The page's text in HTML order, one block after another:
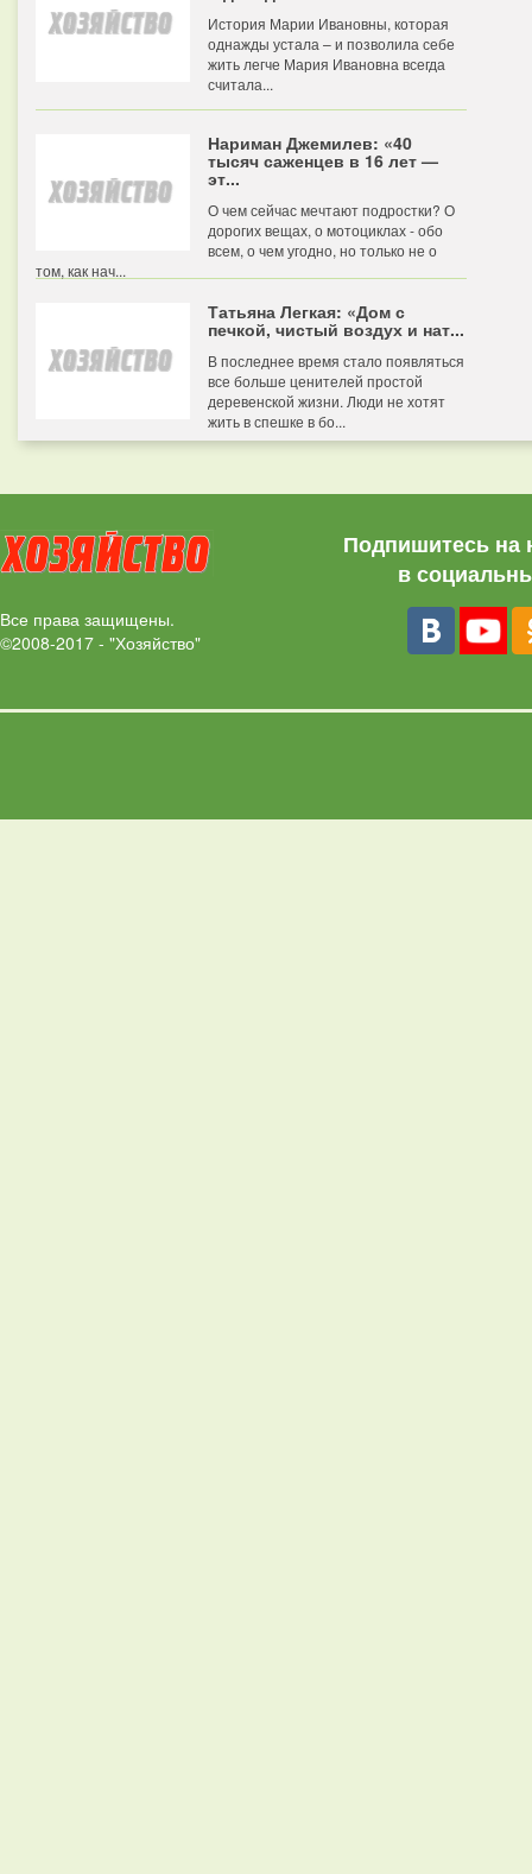
История Марии Ивановны, которая
однажды устала – и позволила себе
жить легче Мария Ивановна всегда
считала...
Нариман Джемилев: «40
тысяч саженцев в 16 лет —
эт...
О чем сейчас мечтают подростки? О
дорогих вещах, о мотоциклах - обо
всем, о чем угодно, но только не о
том, как нач...
Татьяна Легкая: «Дом с
печкой, чистый воздух и нат...
В последнее время стало появляться
все больше ценителей простой
деревенской жизни. Люди не хотят
жить в спешке в бо...
Все права защищены.
©2008-2017 - "Хозяйство"
Подпишитесь на
в